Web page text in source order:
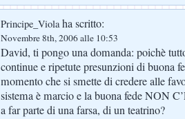
Principe_Violaha scritto:
Novembre 8th, 2006 alle 10:53
David, ti pongo una domanda: poichè
continue e ripetute presunzioni di buona
momento che si smette di credere alle
sistema è marcio e la buona fede NON
a far parte di una farsa, di un teatrino?